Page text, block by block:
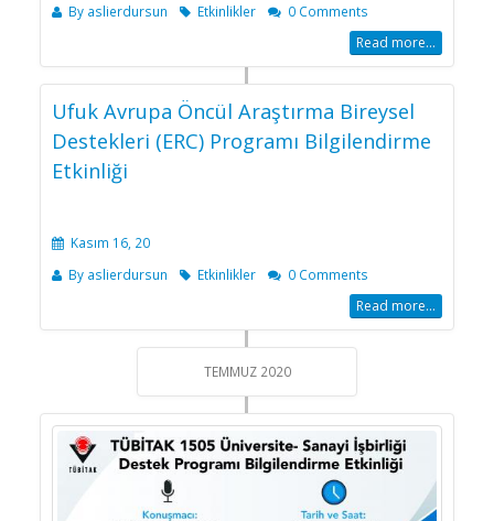
By aslierdursun Etkinlikler 0 Comments
Read more...
Ufuk Avrupa Öncül Araştırma Bireysel
Destekleri (ERC) Programı Bilgilendirme
Etkinliği
Kasım 16, 20
By aslierdursun Etkinlikler 0 Comments
Read more...
TEMMUZ 2020